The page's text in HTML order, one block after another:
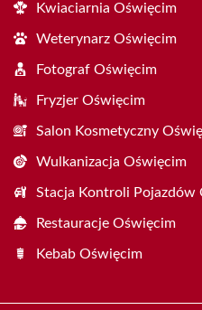
Kwiaciarnia Oświęcim
Weterynarz Oświęcim
Fotograf Oświęcim
Fryzjer Oświęcim
Salon Kosmetyczny
Wulkanizacja Oświęcim
Stacja Kontroli Pojazdów
Restauracje Oświęcim
Kebab Oświęcim